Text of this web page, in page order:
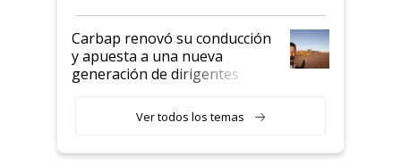
Carbap renovó su conducción
y apuesta a una nueva
generación de dirigentes
Ver todos los temas